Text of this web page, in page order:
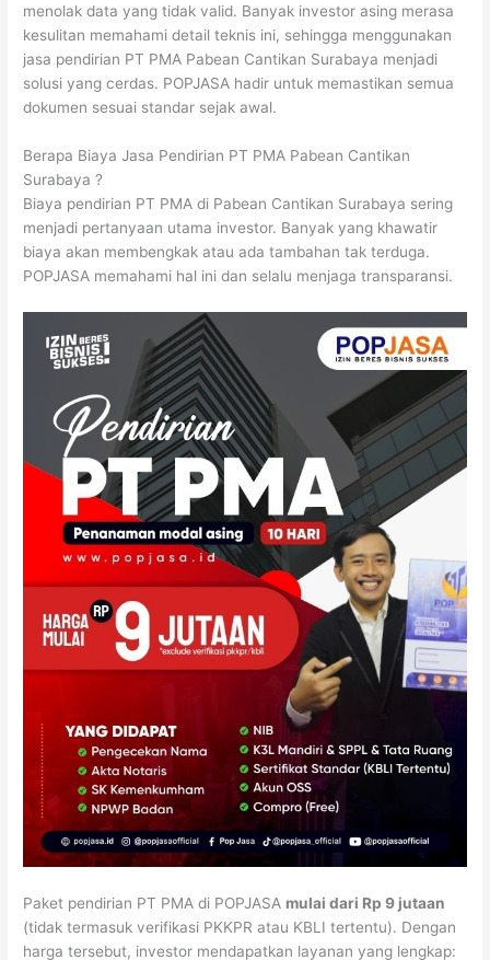
menolak data yang tidak valid. Banyak investor asing merasa
kesulitan memahami detail teknis ini, sehingga menggunakan
jasa pendirian PT PMA Pabean Cantikan Surabaya menjadi
solusi yang cerdas. POPJASA hadir untuk memastikan semua
dokumen sesuai standar sejak awal.
Berapa Biaya Jasa Pendirian PT PMA Pabean Cantikan
Surabaya ?
Biaya pendirian PT PMA di Pabean Cantikan Surabaya sering
menjadi pertanyaan utama investor. Banyak yang khawatir
biaya akan membengkak atau ada tambahan tak terduga.
POPJASA memahami hal ini dan selalu menjaga transparansi.
Paket pendirian PT PMA di POPJASA mulai dari Rp 9 jutaan
(tidak termasuk verifikasi PKKPR atau KBLI tertentu). Dengan
harga tersebut, investor mendapatkan layanan yang lengkap: